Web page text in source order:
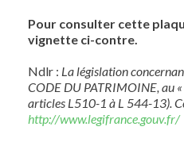
Pour consulter cette
vignette ci-contre.
Ndlr : La législation
CODE DU PATRIMOINE, au
articles L510-1 à L 544-13).
http://www.legifrance.gouv.fr/